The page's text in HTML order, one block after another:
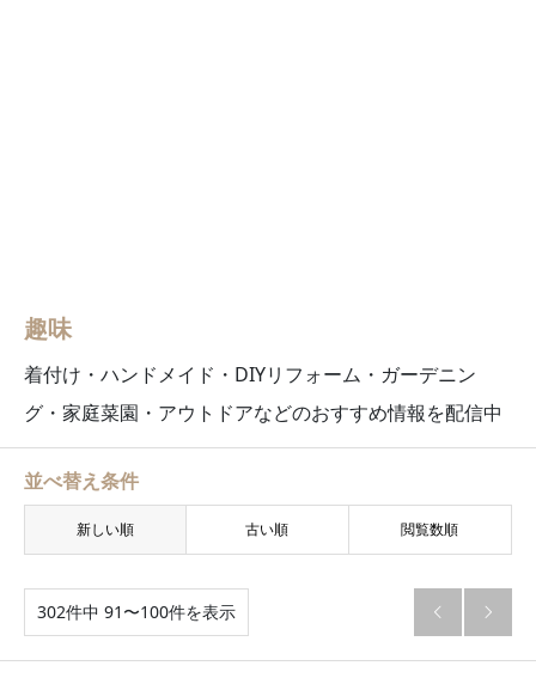
趣味
着付け・ハンドメイド・DIYリフォーム・ガーデニン
グ・家庭菜園・アウトドアなどのおすすめ情報を配信中
並べ替え条件
新しい順 古い順 閲覧数順
302件中 91〜100件を表示  